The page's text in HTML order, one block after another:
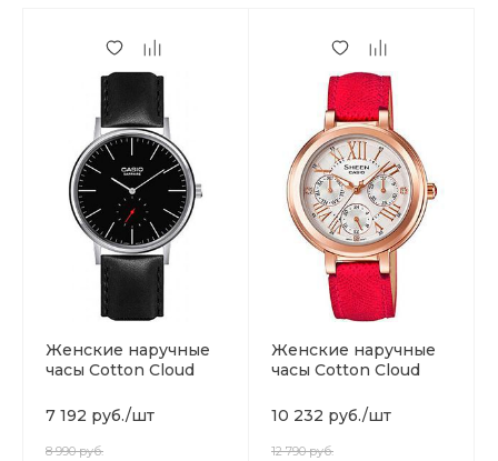
Женские наручные
часы Cotton Cloud
E148L-1A
7 192 руб./шт
8 990 руб.
Женские наручные
часы Cotton Cloud
3034GL-7B
10 232 руб./шт
12 790 руб.